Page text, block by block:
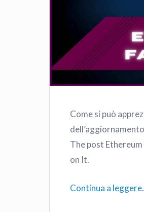
Come si può
The post
on It.
Continua a